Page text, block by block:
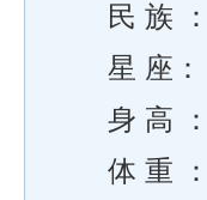
民 族 ：
星 座：
身 高 ：
体 重 ：